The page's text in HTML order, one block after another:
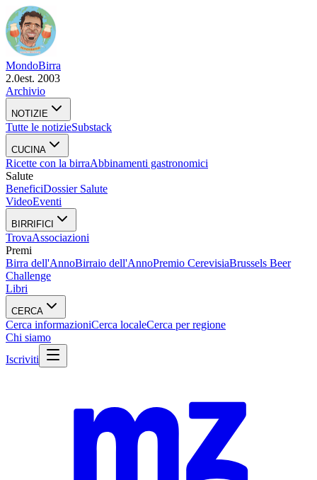
MondoBirra
2.0est. 2003
Archivio
NOTIZIE
Tutte le notizieSubstack
CUCINA
Ricette con la birraAbbinamenti gastronomici
Salute
BeneficiDossier Salute
VideoEventi
BIRRIFICI
TrovaAssociazioni
Premi
Birra dell'AnnoBirraio dell'AnnoPremio CerevisiaBrussels Beer
Challenge
Libri
CERCA
Cerca informazioniCerca localeCerca per regione
Chi siamo
Iscriviti